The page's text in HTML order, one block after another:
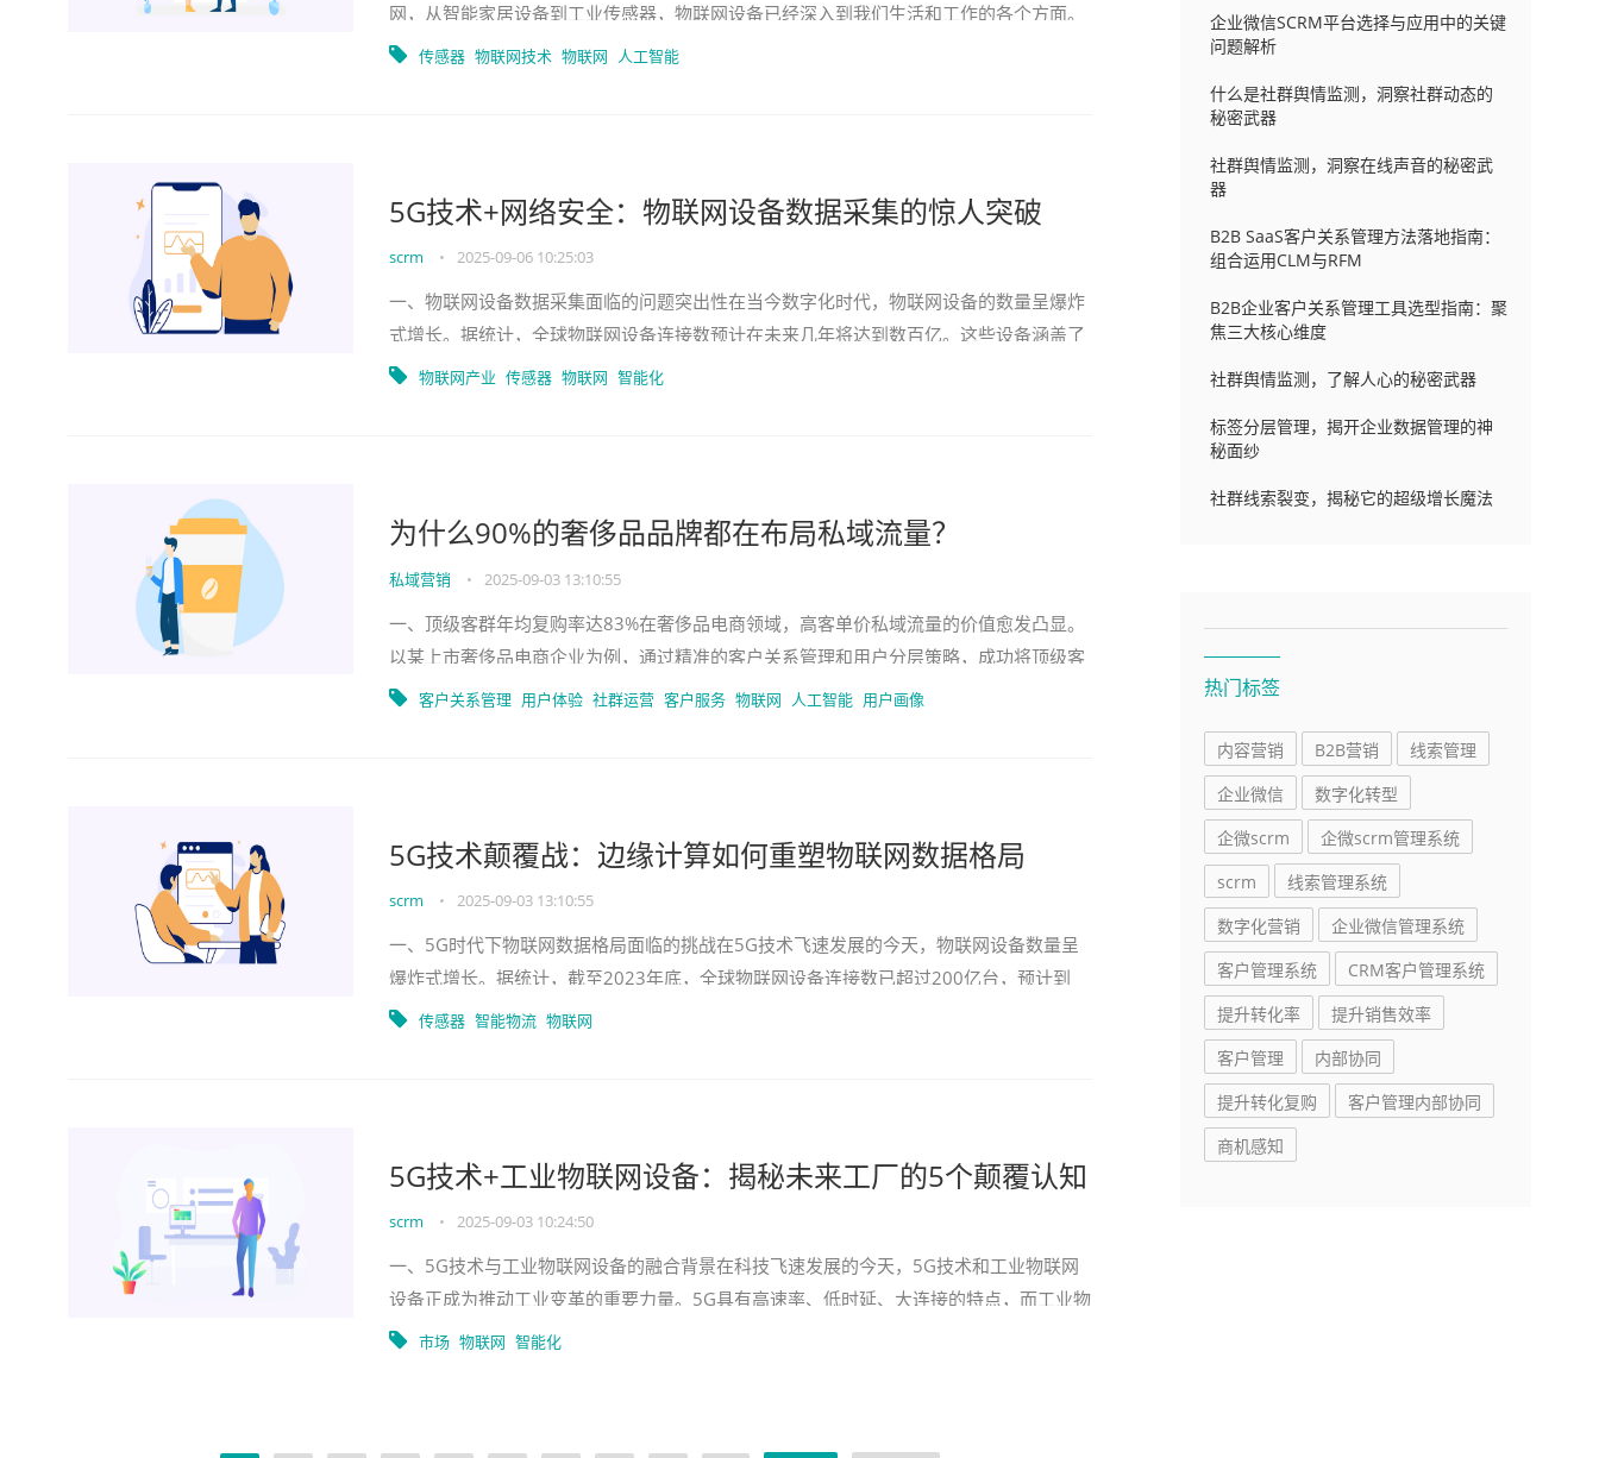
网，从智能家居设备到工业传感器，物联网设备已经深入到我们生活和工作的各个方面。
然而，随之而来的安全问题也日益严重。据统计，
传感器 物联网技术 物联网 人工智能
5G技术+网络安全：物联网设备数据采集的惊人突破
scrm • 2025-09-06 10:25:03
一、物联网设备数据采集面临的问题突出性在当今数字化时代，物联网设备的数量呈爆炸
式增长。据统计，全球物联网设备连接数预计在未来几年将达到数百亿。这些设备涵盖了
智能家居、工业自动化、智能交通等多个领域。然
物联网产业 传感器 物联网 智能化
为什么90%的奢侈品品牌都在布局私域流量？
私域营销 • 2025-09-03 13:10:55
一、顶级客群年均复购率达83%在奢侈品电商领域，高客单价私域流量的价值愈发凸显。
以某上市奢侈品电商企业为例，通过精准的客户关系管理和用户分层策略，成功将顶级客
群的年均复购率提升至83%。这一数据远远高
客户关系管理 用户体验 社群运营 客户服务 物联网 人工智能 用户画像
5G技术颠覆战：边缘计算如何重塑物联网数据格局
scrm • 2025-09-03 13:10:55
一、5G时代下物联网数据格局面临的挑战在5G技术飞速发展的今天，物联网设备数量呈
爆炸式增长。据统计，截至2023年底，全球物联网设备连接数已超过200亿台，预计到
2030年将达到500亿台。如此庞大的
传感器 智能物流 物联网
5G技术+工业物联网设备：揭秘未来工厂的5个颠覆认知
scrm • 2025-09-03 10:24:50
一、5G技术与工业物联网设备的融合背景在科技飞速发展的今天，5G技术和工业物联网
设备正成为推动工业变革的重要力量。5G具有高速率、低时延、大连接的特点，而工业物
联网设备则是实现工业生产智能化、自动化的
市场 物联网 智能化
企业微信SCRM平台选择与应用中的关键
问题解析
什么是社群舆情监测，洞察社群动态的
秘密武器
社群舆情监测，洞察在线声音的秘密武
器
B2B SaaS客户关系管理方法落地指南：
组合运用CLM与RFM
B2B企业客户关系管理工具选型指南：聚
焦三大核心维度
社群舆情监测，了解人心的秘密武器
标签分层管理，揭开企业数据管理的神
秘面纱
社群线索裂变，揭秘它的超级增长魔法
热门标签
内容营销 B2B营销
线索管理
企业微信
数字化转型
企微scrm
企微scrm管理系统
scrm
线索管理系统
数字化营销
企业微信管理系统
客户管理系统
CRM客户管理系统
提升转化率
提升销售效率
客户管理
内部协同
提升转化复购
客户管理内部协同
商机感知